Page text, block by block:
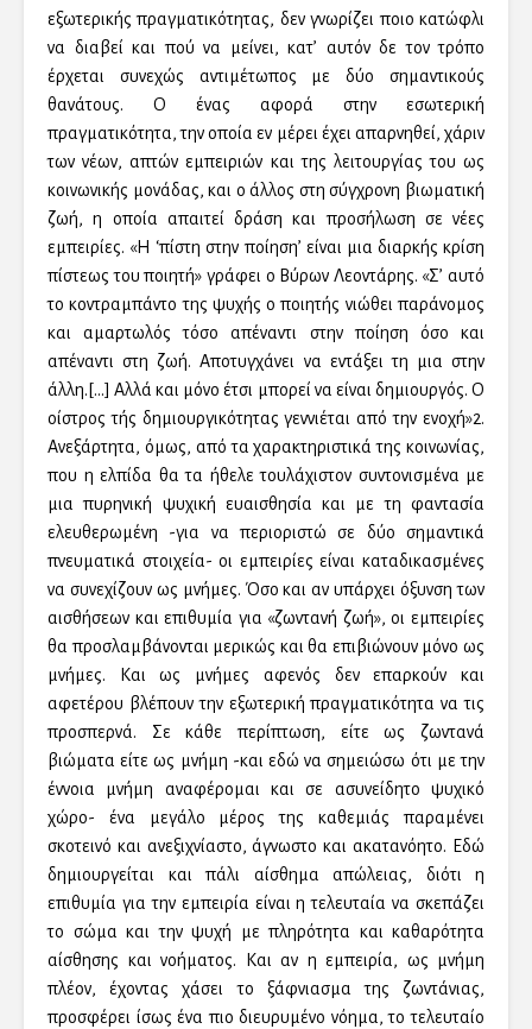
εξωτερικής πραγματικότητας, δεν γνωρίζει ποιο κατώφλι
να διαβεί και πού να μείνει, κατ’ αυτόν δε τον τρόπο
έρχεται συνεχώς αντιμέτωπος με δύο σημαντικούς
θανάτους. Ο ένας αφορά στην εσωτερική
πραγματικότητα, την οποία εν μέρει έχει απαρνηθεί, χάριν
των νέων, απτών εμπειριών και της λειτουργίας του ως
κοινωνικής μονάδας, και ο άλλος στη σύγχρονη βιωματική
ζωή, η οποία απαιτεί δράση και προσήλωση σε νέες
εμπειρίες. «Η ‘πίστη στην ποίηση’ είναι μια διαρκής κρίση
πίστεως του ποιητή» γράφει ο Βύρων Λεοντάρης. «Σ’ αυτό
το κοντραμπάντο της ψυχής ο ποιητής νιώθει παράνομος
και αμαρτωλός τόσο απέναντι στην ποίηση όσο και
απέναντι στη ζωή. Αποτυγχάνει να εντάξει τη μια στην
άλλη.[…] Αλλά και μόνο έτσι μπορεί να είναι δημιουργός. Ο
οίστρος τής δημιουργικότητας γεννιέται από την ενοχή»2.
Ανεξάρτητα, όμως, από τα χαρακτηριστικά της κοινωνίας,
που η ελπίδα θα τα ήθελε τουλάχιστον συντονισμένα με
μια πυρηνική ψυχική ευαισθησία και με τη φαντασία
ελευθερωμένη -για να περιοριστώ σε δύο σημαντικά
πνευματικά στοιχεία- οι εμπειρίες είναι καταδικασμένες
να συνεχίζουν ως μνήμες. Όσο και αν υπάρχει όξυνση των
αισθήσεων και επιθυμία για «ζωντανή ζωή», οι εμπειρίες
θα προσλαμβάνονται μερικώς και θα επιβιώνουν μόνο ως
μνήμες. Και ως μνήμες αφενός δεν επαρκούν και
αφετέρου βλέπουν την εξωτερική πραγματικότητα να τις
προσπερνά. Σε κάθε περίπτωση, είτε ως ζωντανά
βιώματα είτε ως μνήμη -και εδώ να σημειώσω ότι με την
έννοια μνήμη αναφέρομαι και σε ασυνείδητο ψυχικό
χώρο- ένα μεγάλο μέρος της καθεμιάς παραμένει
σκοτεινό και ανεξιχνίαστο, άγνωστο και ακατανόητο. Εδώ
δημιουργείται και πάλι αίσθημα απώλειας, διότι η
επιθυμία για την εμπειρία είναι η τελευταία να σκεπάζει
το σώμα και την ψυχή με πληρότητα και καθαρότητα
αίσθησης και νοήματος. Και αν η εμπειρία, ως μνήμη
πλέον, έχοντας χάσει το ξάφνιασμα της ζωντάνιας,
προσφέρει ίσως ένα πιο διευρυμένο νόημα, το τελευταίο